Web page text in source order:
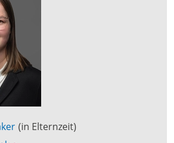
(in Elternzeit)